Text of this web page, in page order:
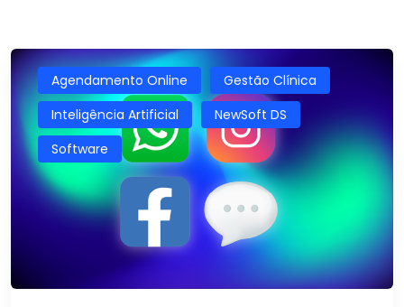
Agendamento Online
Gestão Clínica
Inteligência Artificial
NewSoft DS
Software